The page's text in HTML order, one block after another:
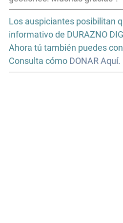
Los auspiciantes posibilitan
informativo de DURAZNO
Ahora tú también puedes
Consulta cómo DONAR Aquí.